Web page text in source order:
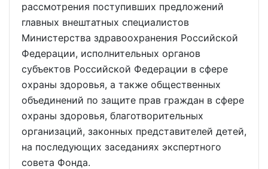
рассмотрения поступивших предложений
главных внештатных специалистов
Министерства здравоохранения Российской
Федерации, исполнительных органов
субъектов Российской Федерации в сфере
охраны здоровья, а также общественных
объединений по защите прав граждан в сфере
охраны здоровья, благотворительных
организаций, законных представителей детей,
на последующих заседаниях экспертного
совета Фонда.